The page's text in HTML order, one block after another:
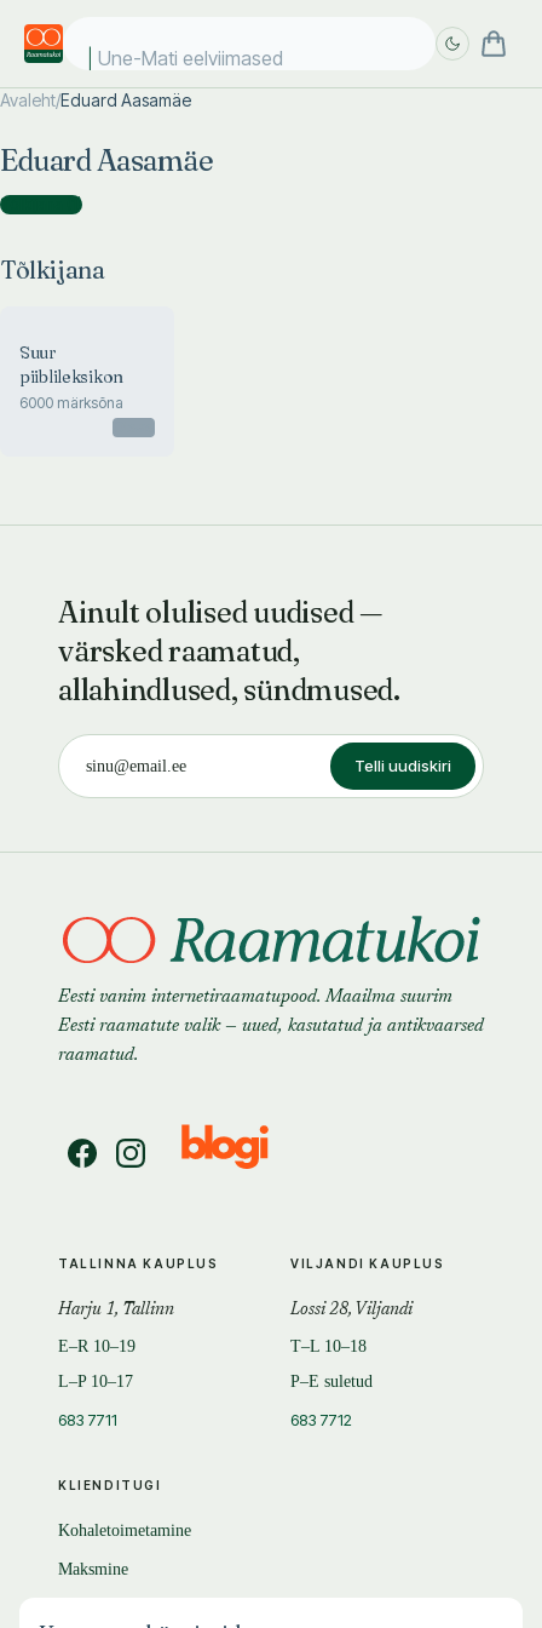
Une-Mati eelviimased k
Avaleht/Eduard Aasamäe
Eduard Aasamäe
Tõlkijana )
Tõlkijana
Suur
piiblileksikon
6000 märksõna
Ainult olulised uudised —
värsked raamatud,
allahindlused, sündmused.
Telli uudiskiri
Eesti vanim internetiraamatupood. Maailma suurim
Eesti raamatute valik — uued, kasutatud ja antikvaarsed
raamatud.
KLIENDITUGI
Kohaletoimetamine
Maksmine
TALLINNA KAUPLUS
Harju 1, Tallinn
E–R 10–19
L–P 10–17
683 7711
VILJANDI KAUPLUS
Lossi 28, Viljandi
T–L 10–18
P–E suletud
683 7712